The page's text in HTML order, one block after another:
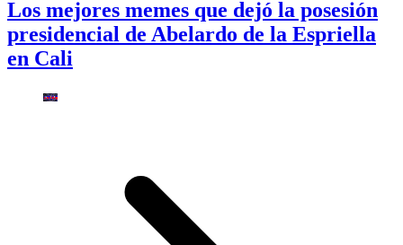
Los mejores memes que dejó la posesión
presidencial de Abelardo de la Espriella
en Cali